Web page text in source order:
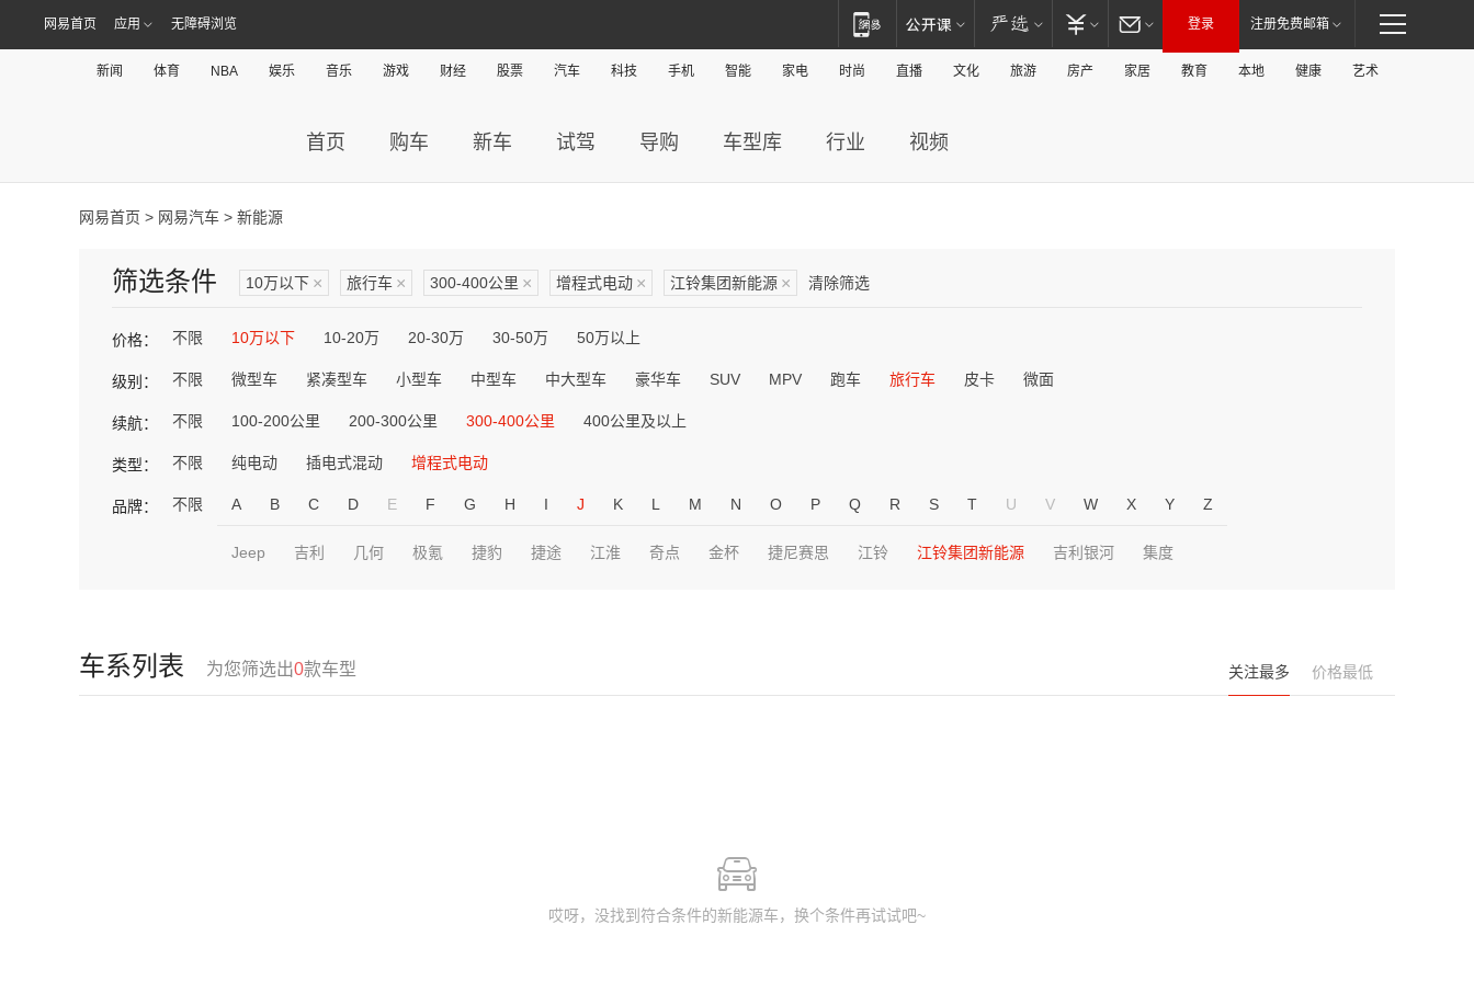
网易首页 应用 无障碍浏览 登录 注册免费邮箱
新闻 体育 NBA 娱乐 音乐 游戏 财经 股票 汽车 科技 手机 智能 家电 时尚 直播 文化 旅游 房产 家居 教育 本地 健康 艺术
首页 购车 新车 试驾 导购 车型库 行业 视频
网易首页 > 网易汽车 > 新能源
筛选条件 10万以下 × 旅行车 × 300-400公里 × 增程式电动 × 江铃集团新能源 × 清除筛选
价格： 不限 10万以下 10-20万 20-30万 30-50万 50万以上
级别： 不限 微型车 紧凑型车 小型车 中型车 中大型车 豪华车 SUV MPV 跑车 旅行车 皮卡 微面
续航： 不限 100-200公里 200-300公里 300-400公里 400公里及以上
类型： 不限 纯电动 插电式混动 增程式电动
品牌： 不限 A B C D E F G H I J K L M N O P Q R S T U V W X Y Z
Jeep 吉利 几何 极氪 捷豹 捷途 江淮 奇点 金杯 捷尼赛思 江铃 江铃集团新能源 吉利银河 集度
车系列表 为您筛选出0款车型 关注最多 价格最低
哎呀，没找到符合条件的新能源车，换个条件再试试吧~